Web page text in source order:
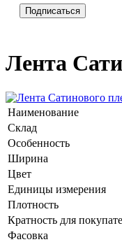
Лента
Наименование
Склад
Особенность
Ширина
Цвет
Единицы измерения
Плотность
Кратность для
Фасовка